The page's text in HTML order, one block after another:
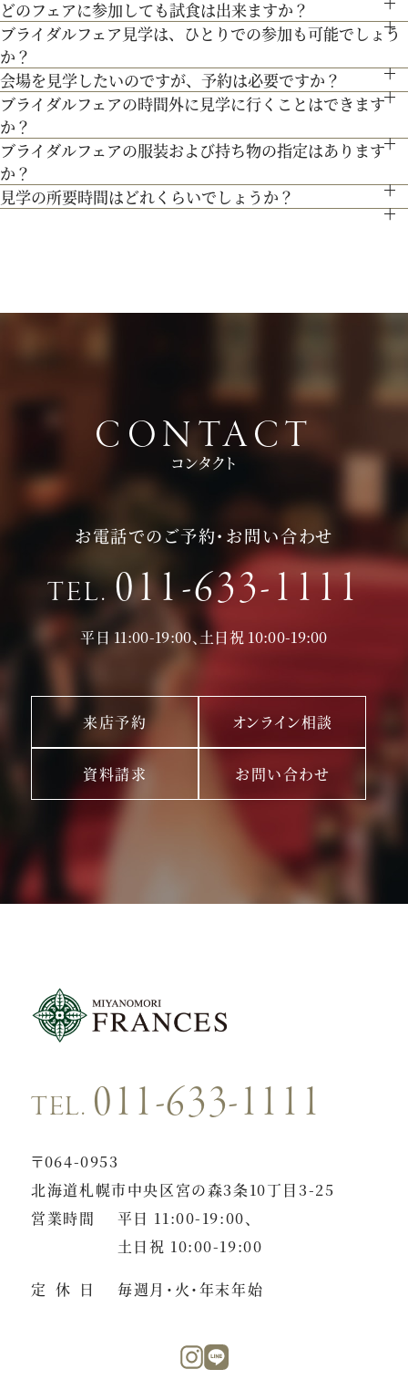
宴、パーティー等）や予算に応じたプランニングをさせていた
だきます。
人気のテーマやトレンドを取り入れたアイディアをご紹介。
この度導入したツールを使って、自宅にいながら会場見学が可
能に。宮の森フランセスの魅力をしっかりとご紹介します。
無料駐車場をご利用下さい。
もちろん可能です。授乳室等もご用意しておりますのでご安心
ください。
また、お子様連れでのご来館が不安な場合は、オンライン相談
フェアもご検討下さい。
どのフェアに参加しても試食は出来ますか？
「試食」マークのついているフェアにて、シェフ厳選料理の無
料試食を行っております。
ブライダルフェア見学は、ひとりでの参加も可能でしょう
か？
もちろん可能です。おひとり様でのご見学も歓迎しておりま
す。
会場を見学したいのですが、予約は必要ですか？
予約制ではございませんが、予約の方優先でご案内をしており
ます。
事前にご予約頂けますとご希望の日時に見学確実かと存じます
ので、ブライダルフェアページより予約、またはお電話にてお
ブライダルフェアの時間外に見学に行くことはできます
か？
ブライダルフェア開催時間帯での参加が難しい場合は、お電話
にてお気軽にご相談下さい。
ブライダルフェアの服装および持ち物の指定はあります
か？
特に指定はございません。服装は普段着でお気軽にお越しく
見学の所要時間はどれくらいでしょうか？
ご試食やお見積もり・日程のご提示を含めて３時間程お時間を
CONTACT
コンタクト
お電話でのご予約・お問い合わせ
TEL. 011-633-1111
平日 11:00-19:00、土日祝 10:00-19:00
来店予約 オンライン相談
資料請求 お問い合わせ
TEL. 011-633-1111
〒064-0953
北海道札幌市中央区宮の森3条10丁目3-25
営業時間
平日 11:00-19:00、
土日祝 10:00-19:00
定休日 毎週月・火・年末年始